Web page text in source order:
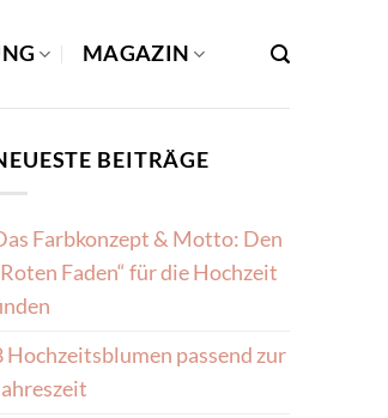
MAGAZIN
BEITRÄGE
Farbkonzept & Motto: Den
Faden“ für die Hochzeit
Hochzeitsblumen passend zur